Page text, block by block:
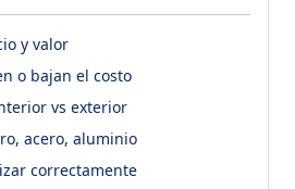
y valor
o bajan el costo
vs exterior
acero, aluminio
correctamente